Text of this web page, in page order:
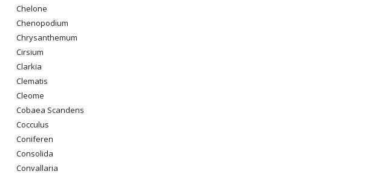
Chelone
Chenopodium
Chrysanthemum
Cirsium
Clarkia
Clematis
Cleome
Cobaea Scandens
Cocculus
Coniferen
Consolida
Convallaria